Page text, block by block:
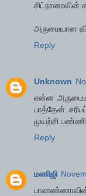
அருமையான
Reply
Unknown
என்ன
பாத்தேன்
முயற்சி
Reply
மணிஜி